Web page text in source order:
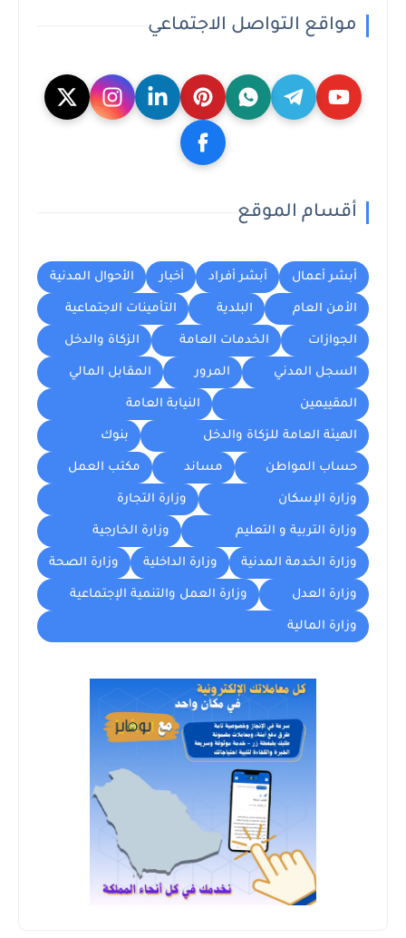
مواقع التواصل الاجتماعي
أقسام الموقع
أبشر أعمال أبشر أفراد أخبار الأحوال المدنية
الأمن العام البلدية التأمينات الاجتماعية
الجوازات الخدمات العامة الزكاة والدخل
السجل المدني المرور المقابل المالي
المقييمين النيابة العامة
الهيئة العامة للزكاة والدخل بنوك
حساب المواطن مساند مكتب العمل
وزارة الإسكان وزارة التجارة
وزارة التربية و التعليم وزارة الخارجية
وزارة الخدمة المدنية وزارة الداخلية وزارة الصحة
وزارة العدل وزارة العمل والتنمية الإجتماعية
وزارة المالية